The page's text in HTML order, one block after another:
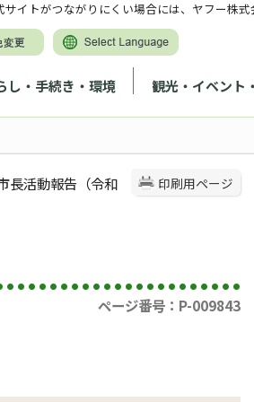
し・手続き・環境 観光・イベント
サイトがつながりにくい場合には、ヤフー株
印刷用ページ
長活動報告（令和
ページ番号：P-009843